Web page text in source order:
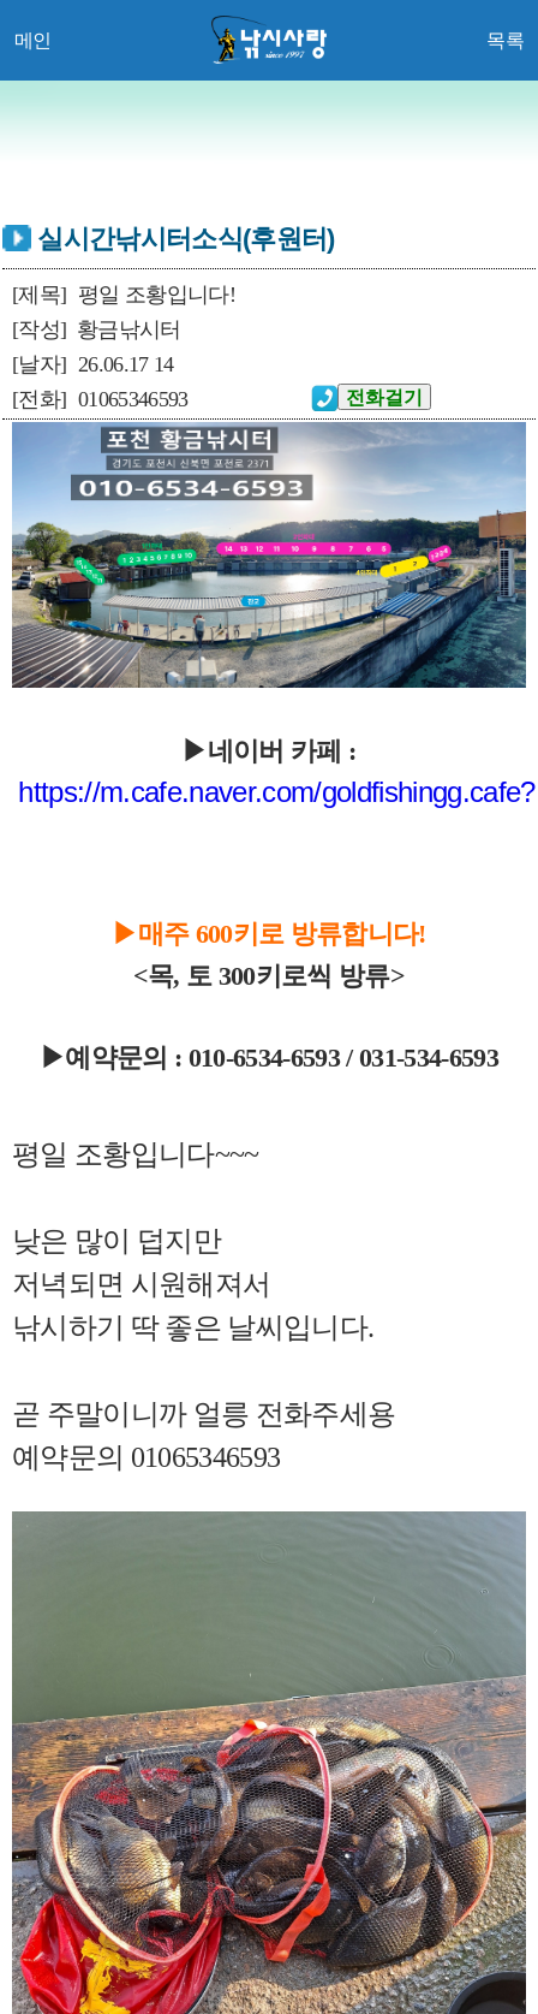
메인 목록
실시간낚시터소식(후원터)
[제목] 평일 조황입니다!
[작성] 황금낚시터
[날자] 26.06.17 14
[전화] 01065346593
▶네이버 카페 :
https://m.cafe.naver.com/goldfishingg.cafe?
▶매주 600키로 방류합니다!
<목, 토 300키로씩 방류>
▶예약문의 : 010-6534-6593 / 031-534-6593
평일 조황입니다~~~
낮은 많이 덥지만
저녁되면 시원해져서
낚시하기 딱 좋은 날씨입니다.
곧 주말이니까 얼릉 전화주세용
예약문의 01065346593